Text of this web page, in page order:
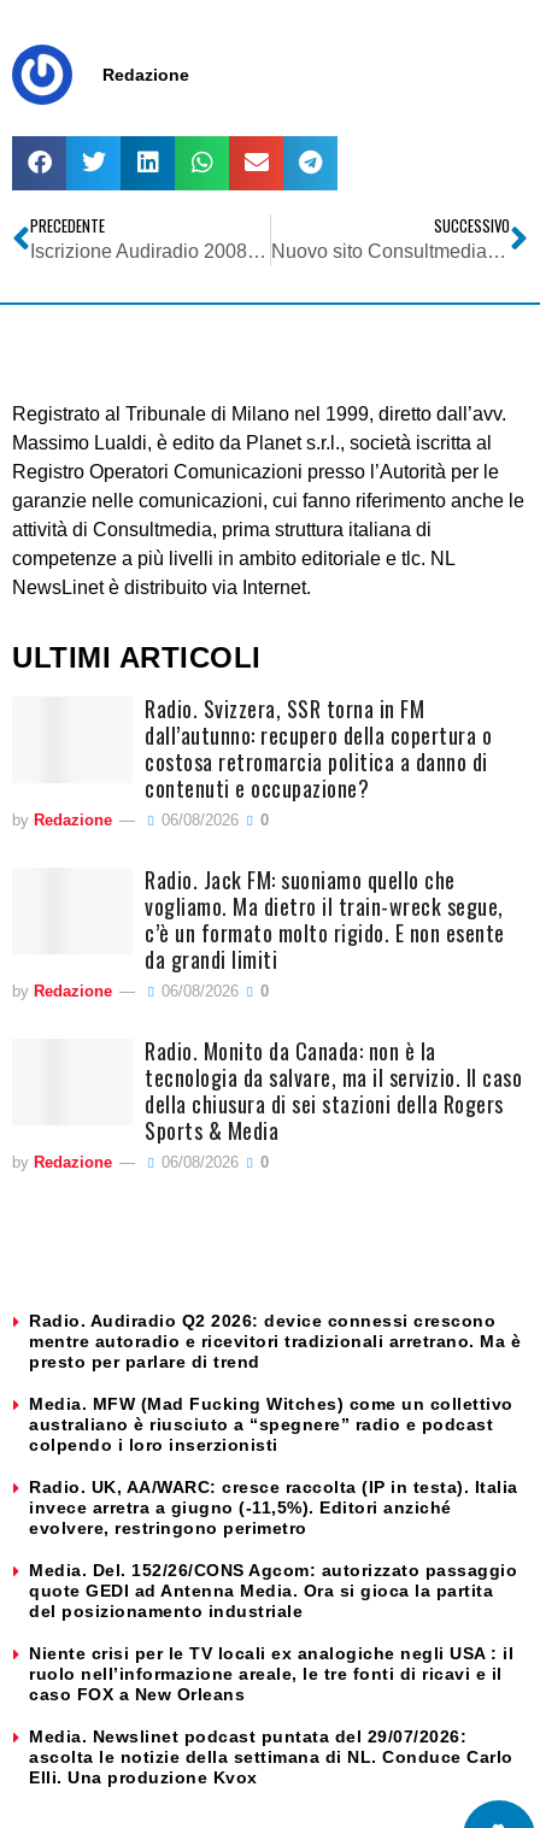
Redazione
PRECEDENTE
Iscrizione Audiradio 2008 – scadenza 30/11/2007
SUCCESSIVO
Nuovo sito Consultmedia con accesso ad area riservata
Registrato al Tribunale di Milano nel 1999, diretto dall’avv.
Massimo Lualdi, è edito da Planet s.r.l., società iscritta al
Registro Operatori Comunicazioni presso l’Autorità per le
garanzie nelle comunicazioni, cui fanno riferimento anche le
attività di Consultmedia, prima struttura italiana di
competenze a più livelli in ambito editoriale e tlc. NL
NewsLinet è distribuito via Internet.
ULTIMI ARTICOLI
Radio. Svizzera, SSR torna in FM
dall’autunno: recupero della copertura o
costosa retromarcia politica a danno di
contenuti e occupazione?
by Redazione 06/08/2026 0
Radio. Jack FM: suoniamo quello che
vogliamo. Ma dietro il train-wreck segue,
c’è un formato molto rigido. E non esente
da grandi limiti
by Redazione 06/08/2026 0
Radio. Monito da Canada: non è la
tecnologia da salvare, ma il servizio. Il caso
della chiusura di sei stazioni della Rogers
Sports & Media
by Redazione 06/08/2026 0
Radio. Audiradio Q2 2026: device connessi crescono
mentre autoradio e ricevitori tradizionali arretrano. Ma è
presto per parlare di trend
Media. MFW (Mad Fucking Witches) come un collettivo
australiano è riusciuto a “spegnere” radio e podcast
colpendo i loro inserzionisti
Radio. UK, AA/WARC: cresce raccolta (IP in testa). Italia
invece arretra a giugno (-11,5%). Editori anziché
evolvere, restringono perimetro
Media. Del. 152/26/CONS Agcom: autorizzato passaggio
quote GEDI ad Antenna Media. Ora si gioca la partita
del posizionamento industriale
Niente crisi per le TV locali ex analogiche negli USA : il
ruolo nell’informazione areale, le tre fonti di ricavi e il
caso FOX a New Orleans
Media. Newslinet podcast puntata del 29/07/2026:
ascolta le notizie della settimana di NL. Conduce Carlo
Elli. Una produzione Kvox